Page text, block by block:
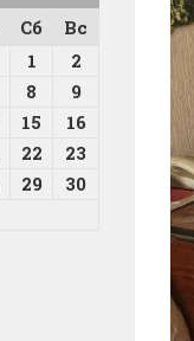
Сб
Вс
1
2
8
9
15
16
22
23
29
30